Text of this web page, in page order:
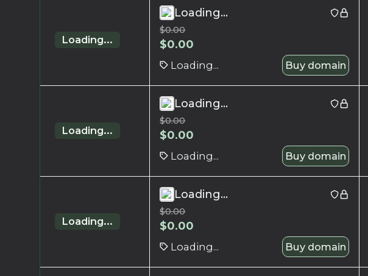
Loading...
Loading...
$0.00
$0.00
Loading... Buy domain
Loading...
Loading...
$0.00
$0.00
Loading... Buy domain
Loading...
Loading...
$0.00
$0.00
Loading... Buy domain